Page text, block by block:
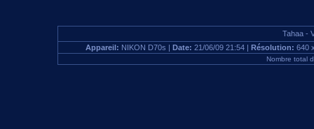
Tahaa -
Appareil: NIKON D70s | Date: 21/06/09 21:54 | Résolution: 640
Nombre total